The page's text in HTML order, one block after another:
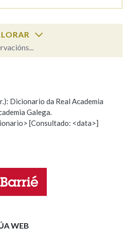
Hai un erro na palabra
definición
Dicionario da Real Academia
Galega.
[Consultado: <data>]
WEB